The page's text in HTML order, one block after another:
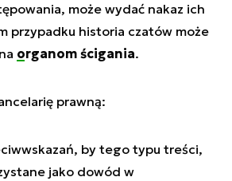
może wydać nakaz ich
przypadku historia czatów może
organom ścigania.
prawną:
by tego typu treści,
jako dowód w